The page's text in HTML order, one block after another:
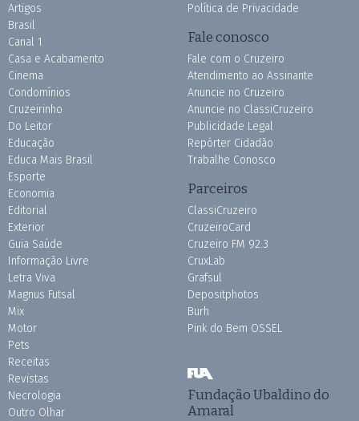
Artigos
Brasil
Canal 1
Casa e Acabamento
Cinema
Condomínios
Cruzeirinho
Do Leitor
Educação
Educa Mais Brasil
Esporte
Economia
Editorial
Exterior
Guia Saúde
Informação Livre
Letra Viva
Magnus Futsal
Mix
Motor
Pets
Receitas
Revistas
Necrologia
Outro Olhar
Política de Privacidade
Fale conosco
Fale com o Cruzeiro
Atendimento ao Assinante
Anuncie no Cruzeiro
Anuncie no ClassiCruzeiro
Publicidade Legal
Repórter Cidadão
Trabalhe Conosco
Parceiros
ClassiCruzeiro
CruzeiroCard
Cruzeiro FM 92.3
CruxLab
Grafsul
Depositphotos
Burh
Pink do Bem OSSEL
Fundação Ubaldino do
Amaral